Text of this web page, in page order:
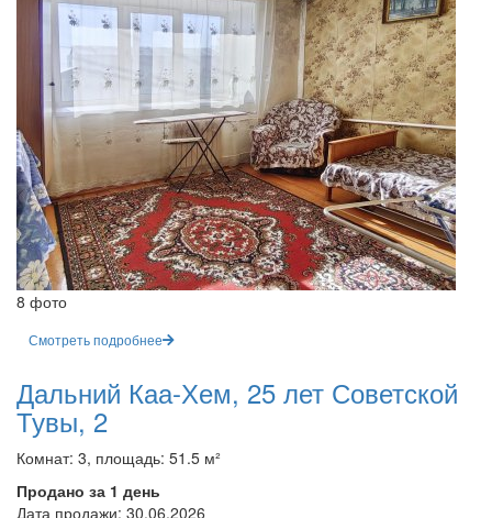
8 фото
Смотреть подробнее
Дальний Каа-Хем, 25 лет Советской
Тувы, 2
Комнат: 3, площадь: 51.5 м²
Продано за 1 день
Дата продажи: 30.06.2026